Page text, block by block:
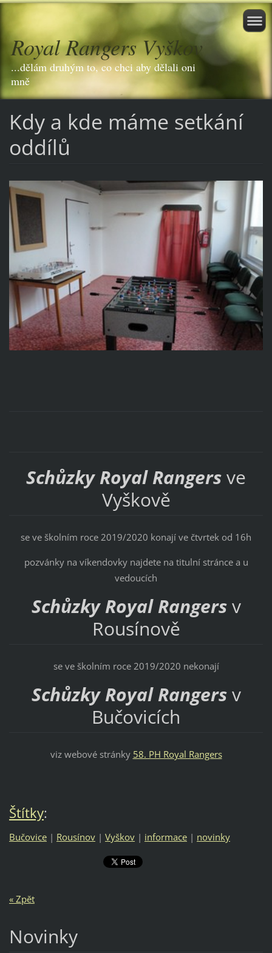
Royal Rangers Vyškov
...dělám druhým to, co chci aby dělali oni
mně
Kdy a kde máme setkání
oddílů
Schůzky Royal Rangersve
Vyškově
se ve školním roce 2019/2020 konají ve čtvrtek od 16h
pozvánky na víkendovky najdete na titulní stránce a u
vedoucích
Schůzky Royal Rangersv
Rousínově
se ve školním roce 2019/2020 nekonají
Schůzky Royal Rangersv
Bučovicích
viz webové stránky 58. PH Royal Rangers
Štítky:
Bučovice | Rousínov | Vyškov | informace | novinky
« Zpět
Novinky